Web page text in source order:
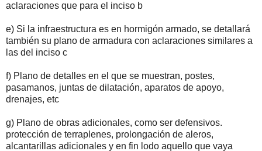
aclaraciones que para el inciso b
e) Si la infraestructura es en hormigón armado, se detallará
también su plano de armadura con aclaraciones similares a
las del inciso c
f) Plano de detalles en el que se muestran, postes,
pasamanos, juntas de dilatación, aparatos de apoyo,
drenajes, etc
g) Plano de obras adicionales, como ser defensivos.
protección de terraplenes, prolongación de aleros,
alcantarillas adicionales y en fin lodo aquello que vaya